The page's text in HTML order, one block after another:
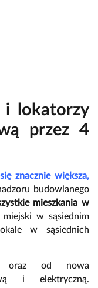
i lokatorzy
przez 4
znacznie większa,
budowlanego
mieszkania w
w sąsiednim
w sąsiednich
oraz od nowa
i elektryczną.